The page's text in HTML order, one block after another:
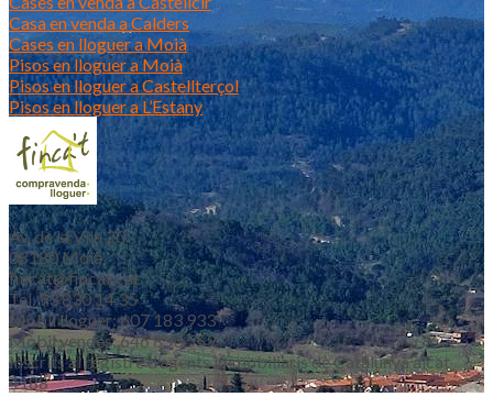
Casa en venda a Calders
Cases en lloguer a Moià
Pisos en lloguer a Moià
Pisos en lloguer a Castellterçol
Pisos en lloguer a L’Estany
Av. de la Vila 20
08180 Moià
fincat@fincat.cat
Tel. 93 830 14 35
Mòbil lloguer: 607 183 933
Mòbil vendes: 646 853 559
Inscrits al registre d’agents immobiliaris de Catalunya aicat
4188